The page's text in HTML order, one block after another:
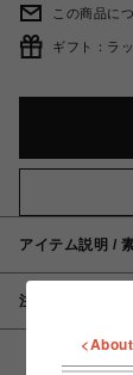
この商品に
ギフト：ラ
アイテム説明 /
注意事項